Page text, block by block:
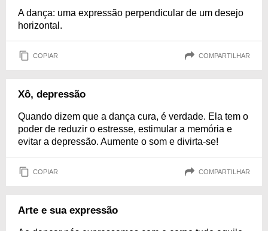
A dança: uma expressão perpendicular de um desejo
horizontal.
COPIAR COMPARTILHAR
Xô, depressão
Quando dizem que a dança cura, é verdade. Ela tem o
poder de reduzir o estresse, estimular a memória e
evitar a depressão. Aumente o som e divirta-se!
COPIAR COMPARTILHAR
Arte e sua expressão